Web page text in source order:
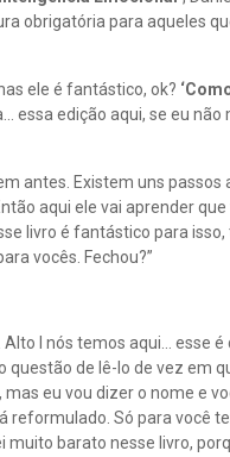
obrigatória para aqueles
ele é fantástico, ok?
edição aqui, se eu
antes. Existem uns
aqui ele vai aprender
livro é fantástico para
vocês. Fechou?”
I nós temos aqui… esse
de lê-lo de vez em
eu vou dizer o nome e
Só para você
barato nesse livro,